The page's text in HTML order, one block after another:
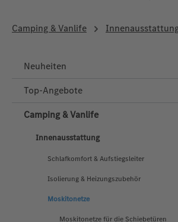
Camping & Vanlife
Neuheiten
Top-Angebote
Camping & Vanlife
Innenausstattung
Schlafkomfort & Aufstiegsleiter
Isolierung & Heizungszubehör
Moskitonetze
Moskitonetze für die Schiebetüren